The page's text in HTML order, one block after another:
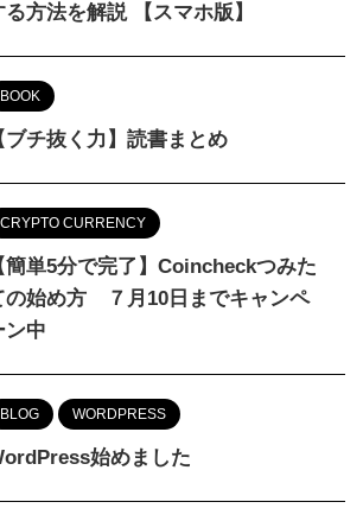
る方法を解説 【スマホ版】
BOOK
ブチ抜く力】読書まとめ
CRYPTO CURRENCY
簡単5分で完了】Coincheckつみた
の始め方 ７月10日までキャンペ
ン中
BLOG WORDPRESS
始めました